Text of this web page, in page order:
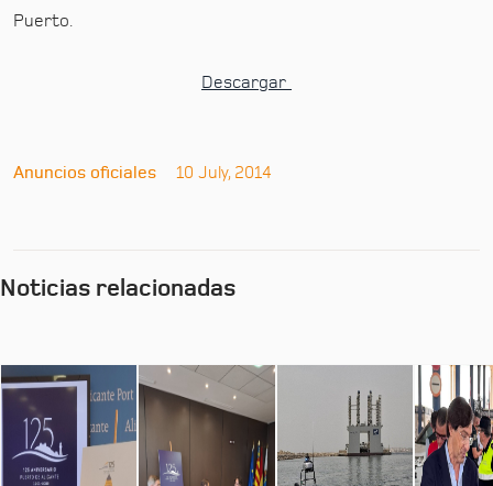
Puerto.
Descargar
Anuncios oficiales 10 July, 2014
Noticias relacionadas